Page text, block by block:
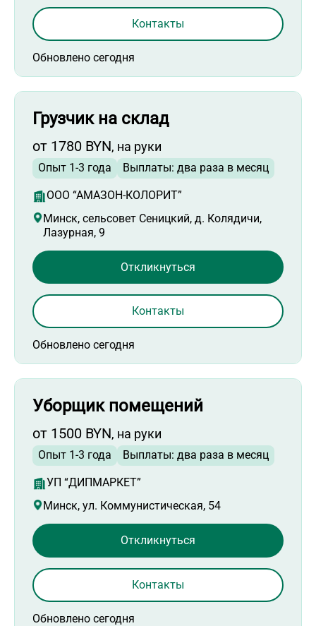
Обновлено сегодня
Контакты
Грузчик на склад
от 1780 BYN, на руки
Опыт 1-3 года Выплаты: два раза в месяц
ООО “АМАЗОН-КОЛОРИТ”
Минск, сельсовет Сеницкий, д. Колядичи,
Лазурная, 9
Обновлено сегодня
Откликнуться
Контакты
Уборщик помещений
от 1500 BYN, на руки
Опыт 1-3 года Выплаты: два раза в месяц
УП “ДИПМАРКЕТ”
Минск, ул. Коммунистическая, 54
Обновлено сегодня
Откликнуться
Контакты